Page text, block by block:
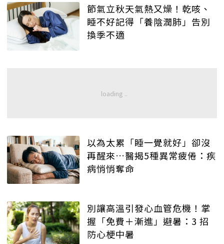
節氣立秋天氣熱又燥！乾咳、
睡不好記得「養陰潤肺」告別
換季不適
以為太累「睡一覺就好」卻沒
再醒來…醫揭5種異常疲倦：疾
病悄悄奪命
別讓高溫引發心血管危機！掌
握「免費＋漸進」避暑：3 招
防心梗中暑